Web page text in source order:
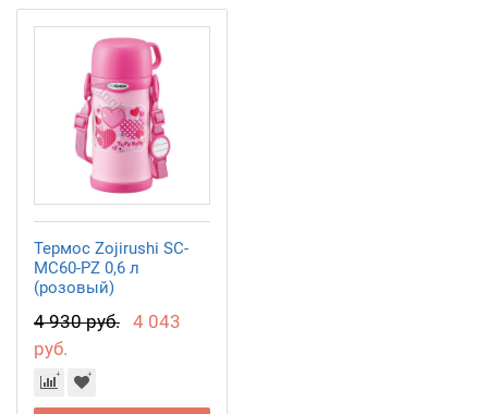
Термос Zojirushi SC-
MC60-PZ 0,6 л
(розовый)
4 930 руб. 4 043
руб.